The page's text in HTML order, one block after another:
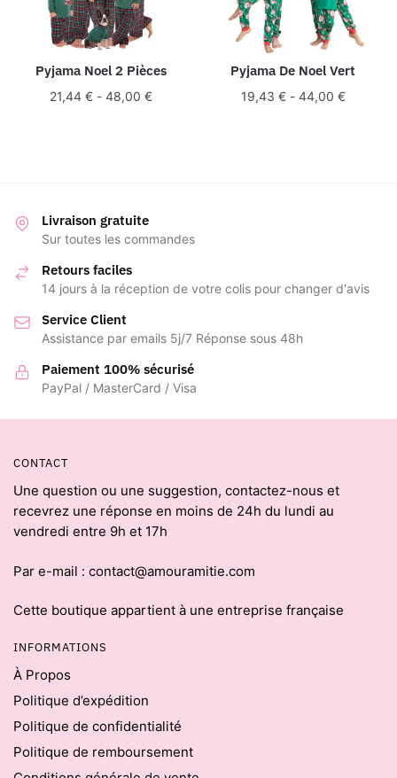
Pyjama Noel 2 Pièces
21,44 €- 48,00 €
Pyjama De Noel Vert
19,43 €- 44,00 €
Livraison gratuite
Sur toutes les commandes
Retours faciles
14 jours à la réception de votre colis pour changer d'avis
Service Client
Assistance par emails 5j/7 Réponse sous 48h
Paiement 100% sécurisé
PayPal / MasterCard / Visa
CONTACT
Une question ou une suggestion, contactez-nous et
recevrez une réponse en moins de 24h du lundi au
vendredi entre 9h et 17h
Par e-mail : contact@amouramitie.com
Cette boutique appartient à une entreprise française
INFORMATIONS
À Propos
Politique d’expédition
Politique de confidentialité
Politique de remboursement